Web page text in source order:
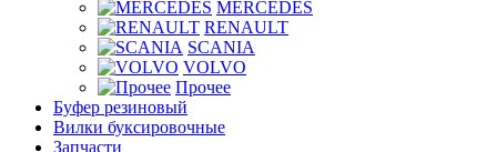
MERCEDES
RENAULT
SCANIA
VOLVO
Прочее
Буфер резиновый
Вилки буксировочные
Запчасти